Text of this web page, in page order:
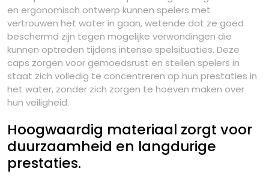
en ergonomisch ontwerp kunnen spelers met
vertrouwen het water in gaan, wetende dat ze goed
beschermd zijn tegen mogelijke verwondingen die
kunnen optreden tijdens intense spelsituaties. Deze
caps zorgen voor gemoedsrust en stellen spelers in
staat zich volledig te concentreren op hun prestaties in
het water, zonder zich zorgen te hoeven maken over
hun veiligheid.
Hoogwaardig materiaal zorgt voor
duurzaamheid en langdurige
prestaties.